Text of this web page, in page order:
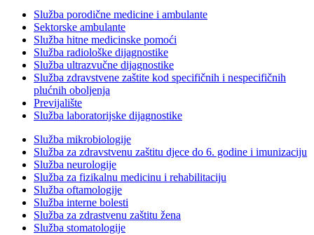
Služba porodične medicine i ambulante
Sektorske ambulante
Služba hitne medicinske pomoći
Služba radiološke dijagnostike
Služba ultrazvučne dijagnostike
Služba zdravstvene zaštite kod specifičnih i nespecifičnih
plućnih oboljenja
Previjalište
Služba laboratorijske dijagnostike
Služba mikrobiologije
Služba za zdravstvenu zaštitu djece do 6. godine i imunizaciju
Služba neurologije
Služba za fizikalnu medicinu i rehabilitaciju
Služba oftamologije
Služba interne bolesti
Služba za zdrastvenu zaštitu žena
Služba stomatologije